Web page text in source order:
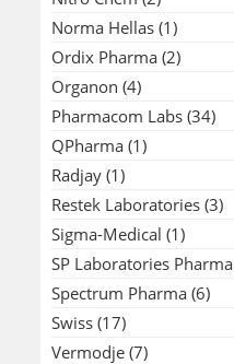
Norma Hellas (1)
Ordix Pharma (2)
Organon (4)
Pharmacom Labs (34)
QPharma (1)
Radjay (1)
Restek Laboratories (3)
Sigma-Medical (1)
SP Laboratories Pharma
Spectrum Pharma (6)
Swiss (17)
Vermodje (7)